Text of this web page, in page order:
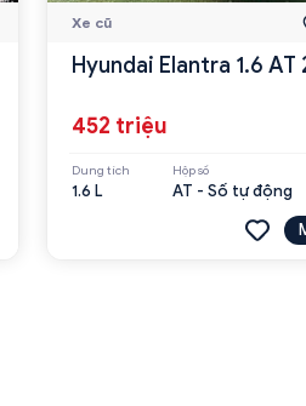
Xe cũ
Hyundai Elantra 1.6 AT
452 triệu
Dung tích
1.6 L
Hộp số
AT - Số tự động